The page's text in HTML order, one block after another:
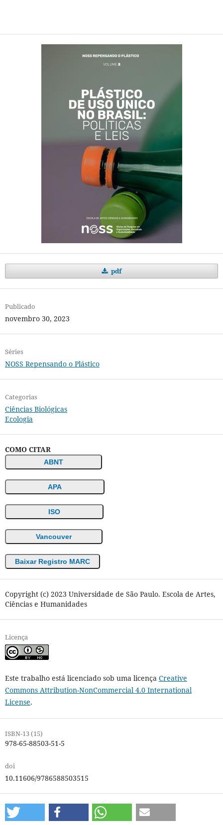
pdf
Publicado
novembro 30, 2023
Séries
NOSS Repensando o Plástico
Categorias
Ciências Biológicas
Ecologia
COMO CITAR
ABNT
APA
ISO
Vancouver
Baixar Registro MARC
Copyright (c) 2023 Universidade de São Paulo. Escola de Artes,
Ciências e Humanidades
Licença
Este trabalho está licenciado sob uma licença Creative
Commons Attribution-NonCommercial 4.0 International
License.
ISBN-13 (15)
978-65-88503-51-5
doi
10.11606/9786588503515